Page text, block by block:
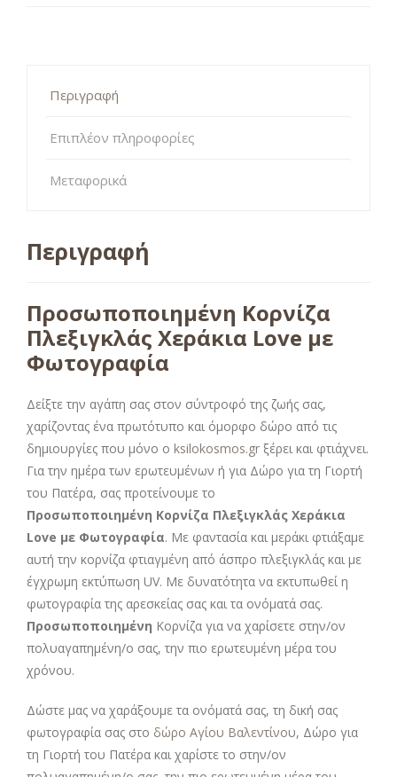
Περιγραφή
Επιπλέον πληροφορίες
Μεταφορικά
Περιγραφή
Προσωποποιημένη Κορνίζα
Πλεξιγκλάς Χεράκια Love με
Φωτογραφία
Δείξτε την αγάπη σας στον σύντροφό της ζωής σας,
χαρίζοντας ένα πρωτότυπο και όμορφο δώρο από τις
δημιουργίες που μόνο ο ksilokosmos.gr ξέρει και φτιάχνει.
Για την ημέρα των ερωτευμένων ή για Δώρο για τη Γιορτή
του Πατέρα, σας προτείνουμε το
Προσωποποιημένη Κορνίζα Πλεξιγκλάς Χεράκια
Love με Φωτογραφία. Με φαντασία και μεράκι φτιάξαμε
αυτή την κορνίζα φτιαγμένη από άσπρο πλεξιγκλάς και με
έγχρωμη εκτύπωση UV. Με δυνατότητα να εκτυπωθεί η
φωτογραφία της αρεσκείας σας και τα ονόματά σας.
Προσωποποιημένη Κορνίζα για να χαρίσετε στην/ον
πολυαγαπημένη/ο σας, την πιο ερωτευμένη μέρα του
χρόνου.
Δώστε μας να χαράξουμε τα ονόματά σας, τη δική σας
φωτογραφία σας στο δώρο Αγίου Βαλεντίνου, Δώρο για
τη Γιορτή του Πατέρα και χαρίστε το στην/ον